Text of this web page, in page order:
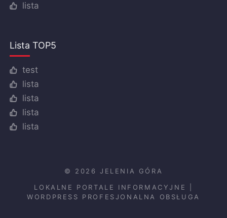
lista
Lista TOP5
test
lista
lista
lista
lista
© 2026 JELENIA GÓRA
LOKALNE PORTALE INFORMACYJNE
WORDPRESS PROFESJONALNA OBSŁUGA